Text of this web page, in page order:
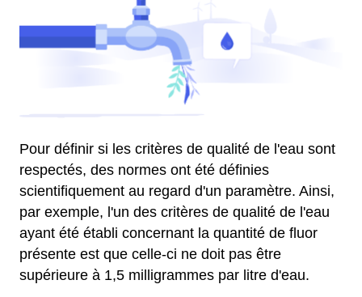
Pour définir si les critères de qualité de l'eau sont
respectés, des normes ont été définies
scientifiquement au regard d'un paramètre. Ainsi,
par exemple, l'un des critères de qualité de l'eau
ayant été établi concernant la quantité de fluor
présente est que celle-ci ne doit pas être
supérieure à 1,5 milligrammes par litre d'eau.